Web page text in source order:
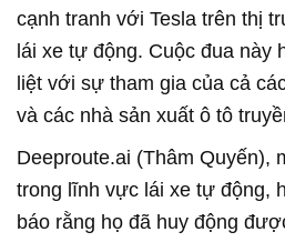
cạnh tranh với Tesla trên thị
lái xe tự động. Cuộc đua này
liệt với sự tham gia của cả
và các nhà sản xuất ô tô
Deeproute.ai (Thâm Quyến),
trong lĩnh vực lái xe tự động,
báo rằng họ đã huy động